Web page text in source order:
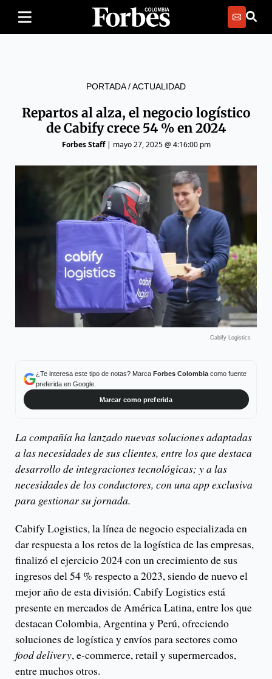
PORTADA/ACTUALIDAD
Repartos al alza, el negocio logístico
de Cabify crece 54 % en 2024
Forbes Staff| mayo 27, 2025 @ 4:16:00 pm
Cabify Logistics
¿Te interesa este tipo de notas? Marca Forbes Colombiacomo fuente
preferida en Google.
Marcar como preferida
La compañía ha lanzado nuevas soluciones adaptadas
a las necesidades de sus clientes, entre los que destaca
desarrollo de integraciones tecnológicas; y a las
necesidades de los conductores, con una app exclusiva
para gestionar su jornada.
Cabify Logistics, la línea de negocio especializada en
dar respuesta a los retos de la logística de las empresas,
finalizó el ejercicio 2024 con un crecimiento de sus
ingresos del 54 % respecto a 2023, siendo de nuevo el
mejor año de esta división. Cabify Logistics está
presente en mercados de América Latina, entre los que
destacan Colombia, Argentina y Perú, ofreciendo
soluciones de logística y envíos para sectores como
food delivery, e-commerce, retail y supermercados,
entre muchos otros.